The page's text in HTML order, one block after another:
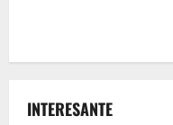
INTERESANTE